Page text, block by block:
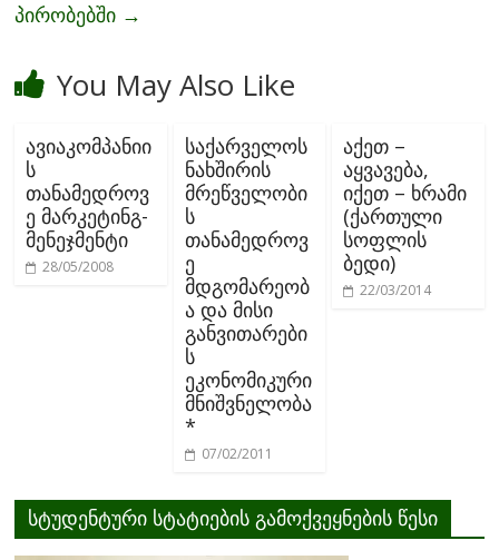
პირობებში →
You May Also Like
ავიაკომპანიი
ს
თანამედროვ
ე მარკეტინგ-
მენეჯმენტი
28/05/2008
საქარველოს
ნახშირის
მრეწველობი
ს
თანამედროვ
ე
მდგომარეობ
ა და მისი
განვითარები
ს
ეკონომიკური
მნიშვნელობა
*
07/02/2011
აქეთ –
აყვავება,
იქეთ – ხრამი
(ქართული
სოფლის
ბედი)
22/03/2014
სტუდენტური სტატიების გამოქვეყნების წესი